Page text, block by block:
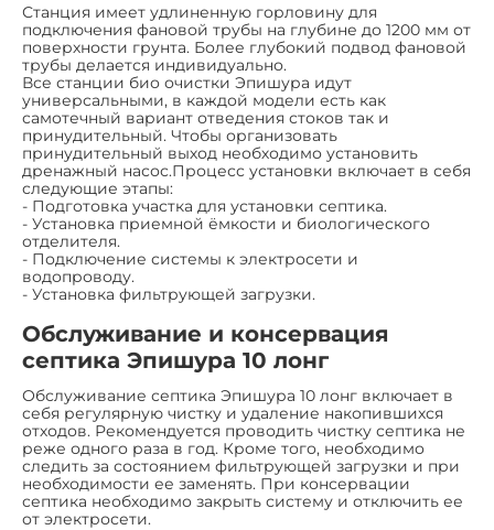
Станция имеет удлиненную горловину для
подключения фановой трубы на глубине до 1200 мм от
поверхности грунта. Более глубокий подвод фановой
трубы делается индивидуально.
Все станции био очистки Эпишура идут
универсальными, в каждой модели есть как
самотечный вариант отведения стоков так и
принудительный. Чтобы организовать
принудительный выход необходимо установить
дренажный насос.Процесс установки включает в себя
следующие этапы:
- Подготовка участка для установки септика.
- Установка приемной ёмкости и биологического
отделителя.
- Подключение системы к электросети и
водопроводу.
- Установка фильтрующей загрузки.
Обслуживание и консервация
септика Эпишура 10 лонг
Обслуживание септика Эпишура 10 лонг включает в
себя регулярную чистку и удаление накопившихся
отходов. Рекомендуется проводить чистку септика не
реже одного раза в год. Кроме того, необходимо
следить за состоянием фильтрующей загрузки и при
необходимости ее заменять. При консервации
септика необходимо закрыть систему и отключить ее
от электросети.